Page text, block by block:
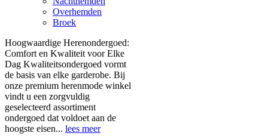
Overhemden
Broek
Hoogwaardige Herenondergoed:
Comfort en Kwaliteit voor Elke
Dag Kwaliteitsondergoed vormt
de basis van elke garderobe. Bij
onze premium herenmode winkel
vindt u een zorgvuldig
geselecteerd assortiment
ondergoed dat voldoet aan de
hoogste eisen... lees meer